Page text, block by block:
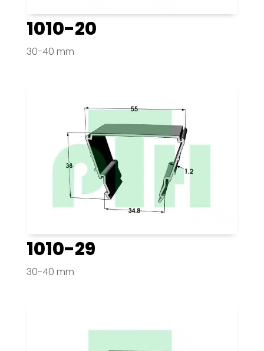
1010-20
30-40 mm
1010-29
30-40 mm